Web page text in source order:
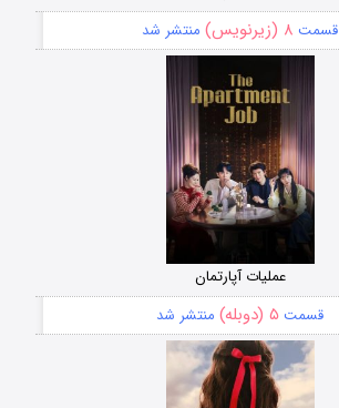
قسمت ۸ (زیرنویس) منتشر شد
عملیات آپارتمان
قسمت ۵ (دوبله) منتشر شد